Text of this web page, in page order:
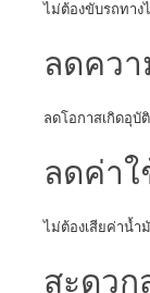
ไม่ต้องขับรถทาง
ลดควา
ลดโอกาสเกิดอุบั
ลดค่าใ
ไม่ต้องเสียค่าน้
สะดวก